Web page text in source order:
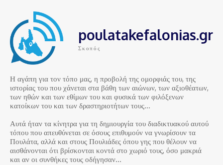
poulatakefalonias.gr
Σκοπός
Η αγάπη για τον τόπο μας, η προβολή της ομορφιάς του, της
ιστορίας του που χάνεται στα βάθη των αιώνων, των αξιοθέατων,
των ηθών και των εθίμων του και φυσικά των φιλόξενων
κατοίκων του και των δραστηριοτήτων τους…
Αυτά ήταν τα κίνητρα για τη δημιουργία του διαδικτυακού αυτού
τόπου που απευθύνεται σε όσους επιθυμούν να γνωρίσουν τα
Πουλάτα, αλλά και στους Πουλιάδες όπου γης που θέλουν να
αισθάνονται ότι βρίσκονται κοντά στο χωριό τους, όσο μακριά
και αν οι συνθήκες τους οδήγησαν…